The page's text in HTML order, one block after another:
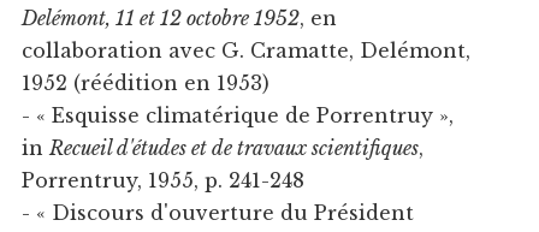
Delémont, 11 et 12 octobre 1952, en
collaboration avec G. Cramatte, Delémont,
1952 (réédition en 1953)
- « Esquisse climatérique de Porrentruy »,
inRecueil d'études et de travaux scientifiques,
Porrentruy, 1955, p. 241-248
- « Discours d'ouverture du Président